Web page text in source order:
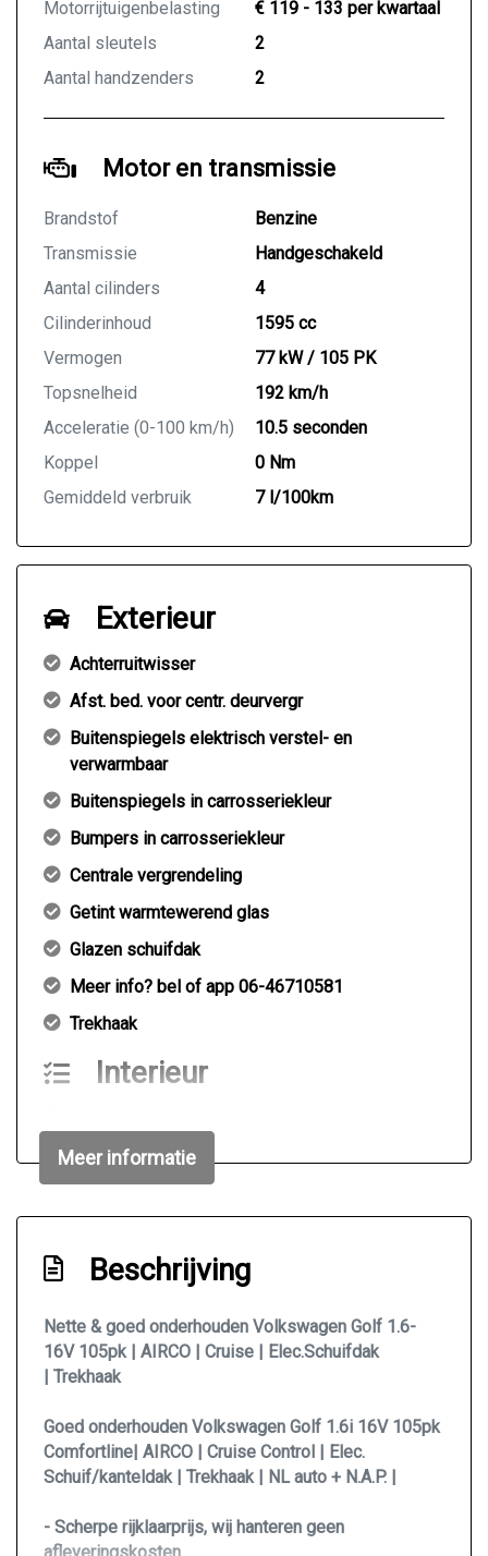
Motorrijtuigenbelasting
€ 119 - 133 per kwartaal
Aantal sleutels
2
Aantal handzenders
2
Motor en transmissie
Brandstof
Benzine
Transmissie
Handgeschakeld
Aantal cilinders
4
Cilinderinhoud
1595 cc
Vermogen
77 kW / 105 PK
Topsnelheid
192 km/h
Acceleratie (0-100 km/h)
10.5 seconden
Koppel
0 Nm
Gemiddeld verbruik
7 l/100km
Exterieur
Achterruitwisser
Afst. bed. voor centr. deurvergr
Buitenspiegels elektrisch verstel- en
verwarmbaar
Buitenspiegels in carrosseriekleur
Bumpers in carrosseriekleur
Centrale vergrendeling
Getint warmtewerend glas
Glazen schuifdak
Meer info? bel of app 06-46710581
Trekhaak
Interieur
Airco
Hoofdsteunen achter
Stuur verstelbaar
Stuurbekrachtiging
Overige
100% onderhouden
Bestuurdersairbag
Meer informatie
Beschrijving
Nette & goed onderhouden Volkswagen Golf 1.6-
16V 105pk | AIRCO | Cruise | Elec.Schuifdak
| Trekhaak
Goed onderhouden Volkswagen Golf 1.6i 16V 105pk
Comfortline| AIRCO | Cruise Control | Elec.
Schuif/kanteldak | Trekhaak | NL auto + N.A.P. |
- Scherpe rijklaarprijs, wij hanteren geen